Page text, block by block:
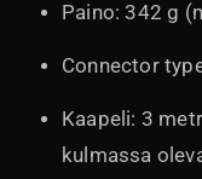
Paino: 342 g
Connector
Kaapeli: 3
kulmassa